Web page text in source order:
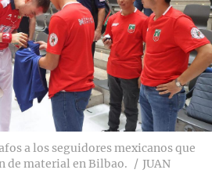
a los seguidores mexicanos que
de material en Bilbao.
JUAN